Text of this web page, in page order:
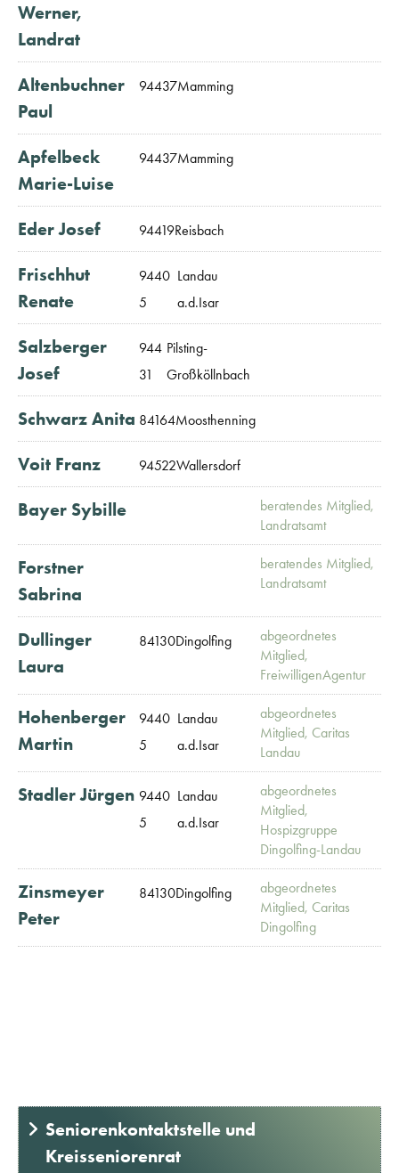
Werner,
Landrat
Altenbuchner
Paul
94437Mamming
Apfelbeck
Marie-Luise
94437Mamming
Eder Josef 94419Reisbach
Frischhut
Renate
9440
5
Landau
a.d.Isar
Salzberger
Josef
944
31
Pilsting-
Großköllnbach
Schwarz Anita 84164Moosthenning
Voit Franz 94522Wallersdorf
Bayer Sybille
beratendes Mitglied,
Landratsamt
Forstner
Sabrina
beratendes Mitglied,
Landratsamt
Dullinger
Laura
84130Dingolfing
abgeordnetes
Mitglied,
FreiwilligenAgentur
Hohenberger
Martin
9440
5
Landau
a.d.Isar
abgeordnetes
Mitglied, Caritas
Landau
Stadler Jürgen 9440
5
Landau
a.d.Isar
abgeordnetes
Mitglied,
Hospizgruppe
Dingolfing-Landau
Zinsmeyer
Peter
84130Dingolfing
abgeordnetes
Mitglied, Caritas
Dingolfing
Seniorenkontaktstelle und
Kreisseniorenrat